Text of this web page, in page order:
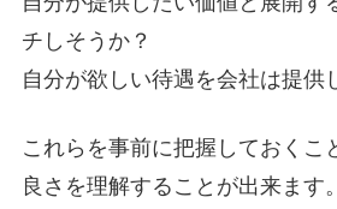
チしそうか？
自分が欲しい待遇を会社は提供
これらを事前に把握しておくこ
良さを理解することが出来ます。